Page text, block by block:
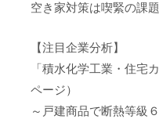
空き家対策は喫緊の課
【注目企業分析】
「積水化学工業・住宅
ページ）
～戸建商品で断熱等級